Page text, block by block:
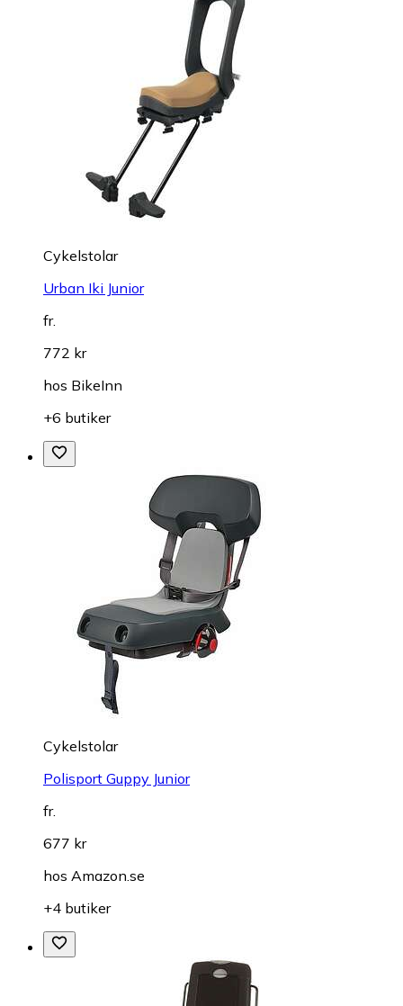
Cykelstolar
Urban Iki Junior
fr.
772 kr
hos BikeInn
+6 butiker
Cykelstolar
Polisport Guppy Junior
fr.
677 kr
hos Amazon.se
+4 butiker